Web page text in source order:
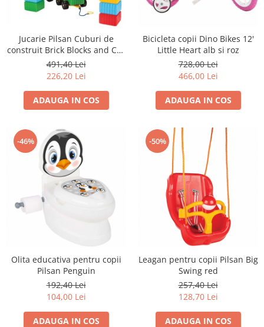
Jucarie Pilsan Cuburi de
construit Brick Blocks and Car
Set 43 piese
491,40 Lei
226,20 Lei
ADAUGA IN COS
Bicicleta copii Dino Bikes 12'
Little Heart alb si roz
728,00 Lei
466,00 Lei
ADAUGA IN COS
-46%
Olita educativa pentru copii
Pilsan Penguin
192,40 Lei
104,00 Lei
ADAUGA IN COS
-50%
Leagan pentru copii Pilsan Big
Swing red
257,40 Lei
128,70 Lei
ADAUGA IN COS